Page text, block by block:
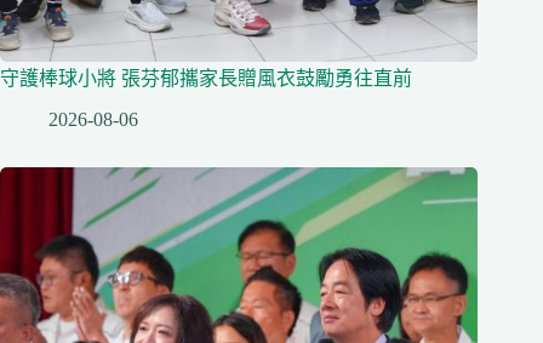
守護棒球小將 張芬郁攜家長贈風衣鼓勵勇往直前
2026-08-06